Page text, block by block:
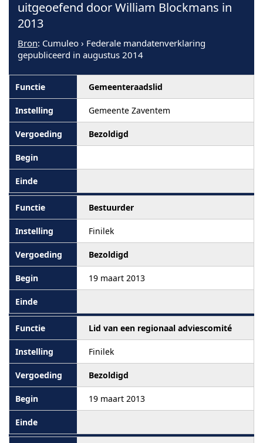
uitgeoefend door William Blockmans in
2013
Bron: Cumuleo › Federale mandatenverklaring
gepubliceerd in augustus 2014
Gemeenteraadslid
Gemeente Zaventem
Bezoldigd
Bestuurder
Finilek
Bezoldigd
19 maart 2013
Lid van een regionaal adviescomité
Finilek
Bezoldigd
19 maart 2013